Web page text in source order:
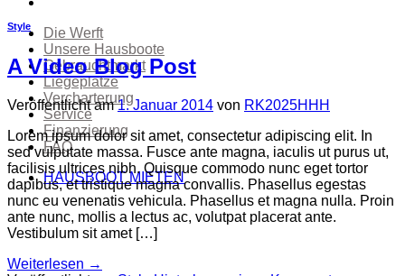
Die Werft
Unsere Hausboote
Gebrauchtmarkt
Liegeplätze
Vercharterung
Service
Finanzierung
FAQ
HAUSBOOT MIETEN
Style
A Video Blog Post
Veröffentlicht am1. Januar 2014 von RK2025HHH
Lorem ipsum dolor sit amet, consectetur adipiscing elit. In
sed vulputate massa. Fusce ante magna, iaculis ut purus ut,
facilisis ultrices nibh. Quisque commodo nunc eget tortor
dapibus, et tristique magna convallis. Phasellus egestas
nunc eu venenatis vehicula. Phasellus et magna nulla. Proin
ante nunc, mollis a lectus ac, volutpat placerat ante.
Vestibulum sit amet […]
Weiterlesen →